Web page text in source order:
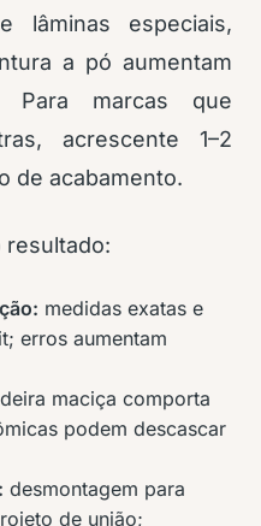
lâminas especiais,
a pó aumentam
Para marcas que
acrescente 1–2
de acabamento.
resultado:
medidas exatas e
erros aumentam
maciça comporta
podem descascar
desmontagem para
de união;